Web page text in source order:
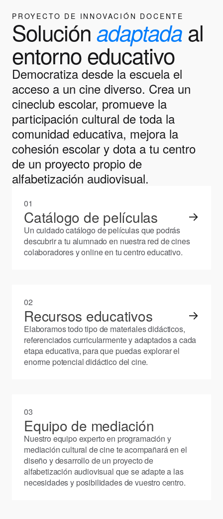
PROYECTO DE INNOVACIÓN DOCENTE
Soluciónadaptadaal
entorno educativo
Democratiza desde la escuela el
acceso a un cine diverso. Crea un
cineclub escolar, promueve la
participación cultural de toda la
comunidad educativa, mejora la
cohesión escolar y dota a tu centro
de un proyecto propio de
alfabetización audiovisual.
01
Catálogo de películas →
Un cuidado catálogo de películas que podrás
descubrir a tu alumnado en nuestra red de cines
colaboradores y online en tu centro educativo.
02
Recursos educativos →
Elaboramos todo tipo de materiales didácticos,
referenciados curricularmente y adaptados a cada
etapa educativa, para que puedas explorar el
enorme potencial didáctico del cine.
03
Equipo de mediación
Nuestro equipo experto en programación y
mediación cultural de cine te acompañará en el
diseño y desarrollo de un proyecto de
alfabetización audiovisual que se adapte a las
necesidades y posibilidades de vuestro centro.